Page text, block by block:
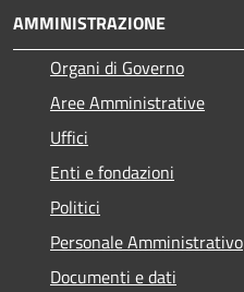
AMMINISTRAZIONE
Organi di Governo
Aree Amministrative
Uffici
Enti e fondazioni
Politici
Personale Amministrativo
Documenti e dati